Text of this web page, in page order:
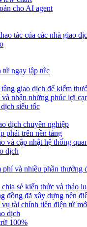
cho AI agent
tác của các nhà giao
tử ngay lập tức
giao dịch để kiếm
nhận những phúc lợi
siêu tốc
dịch chuyên nghiệp
phải trên nền tảng
và cập nhật hệ thống
dịch
và nhiều phần thưởng
sẻ kiến thức và thảo
đồng đã xây dựng nên
vụ tài chính tiền điện tử
dịch
100%